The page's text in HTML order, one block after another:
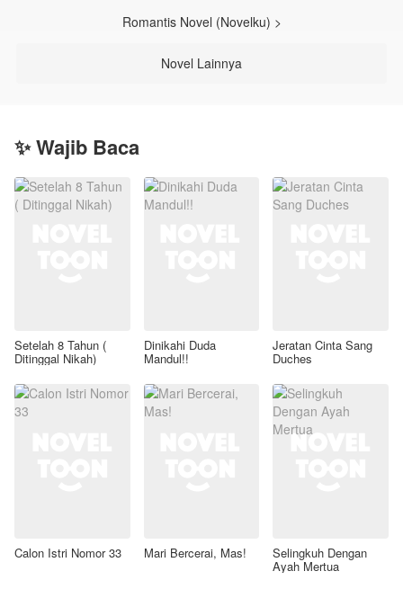
Romantis Novel (Novelku) >
Novel Lainnya
✨ Wajib Baca
Setelah 8 Tahun (
Ditinggal Nikah)
Dinikahi Duda
Mandul!!
Jeratan Cinta Sang
Duches
Calon Istri Nomor 33 Mari Bercerai, Mas! Selingkuh Dengan
Ayah Mertua